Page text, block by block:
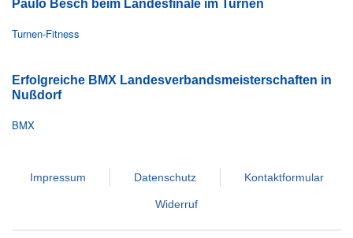
Paulo Besch beim Landesfinale im Turnen
Turnen-Fitness
Erfolgreiche BMX Landesverbandsmeisterschaften in
Nußdorf
BMX
Impressum Datenschutz Kontaktformular
Widerruf